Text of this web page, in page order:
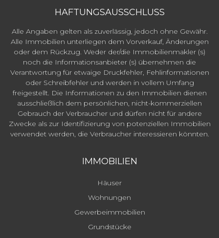
HAFTUNGSAUSSCHLUSS
Alle Angaben gelten als zuverlässig, jedoch ohne Gewähr.
Alle Immobilien unterliegen dem Vorverkauf, Änderungen
oder dem Rückzug. Weder der/die Immobilienmakler (s)
noch die Informationsanbieter (s) übernehmen die
Verantwortung für etwaige Druckfehler, Fehlinformationen
oder Schreibfehler und werden in vollem Umfang
freigestellt. Die Informationen zu den Immobilien dienen
ausschließlich dem persönlichen, nicht-kommerziellen
Gebrauch der Verbraucher und dürfen nicht für andere
Zwecke als zur Identifizierung von potenziellen Immobilien
verwendet werden, die Verbraucher interessieren könnten.
IMMOBILIEN
Häuser
Wohnungen
Gewerbeimmobilien
Grundstücke